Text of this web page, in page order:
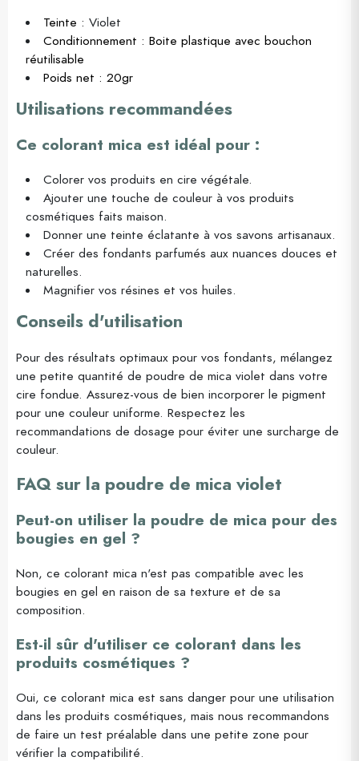
Teinte : Violet
Conditionnement : Boite plastique avec bouchon
réutilisable
Poids net : 20gr
Utilisations recommandées
Ce colorant mica est idéal pour :
Colorer vos produits en cire végétale.
Ajouter une touche de couleur à vos produits
cosmétiques faits maison.
Donner une teinte éclatante à vos savons artisanaux.
Créer des fondants parfumés aux nuances douces et
naturelles.
Magnifier vos résines et vos huiles.
Conseils d'utilisation
Pour des résultats optimaux pour vos fondants, mélangez
une petite quantité de poudre de mica violet dans votre
cire fondue. Assurez-vous de bien incorporer le pigment
pour une couleur uniforme. Respectez les
recommandations de dosage pour éviter une surcharge de
couleur.
FAQ sur la poudre de mica violet
Peut-on utiliser la poudre de mica pour des
bougies en gel ?
Non, ce colorant mica n'est pas compatible avec les
bougies en gel en raison de sa texture et de sa
composition.
Est-il sûr d'utiliser ce colorant dans les
produits cosmétiques ?
Oui, ce colorant mica est sans danger pour une utilisation
dans les produits cosmétiques, mais nous recommandons
de faire un test préalable dans une petite zone pour
vérifier la compatibilité.